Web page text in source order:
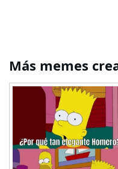
Más memes